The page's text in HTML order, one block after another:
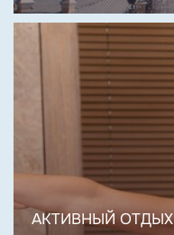
АКТИВНЫЙ ОТДЫХ